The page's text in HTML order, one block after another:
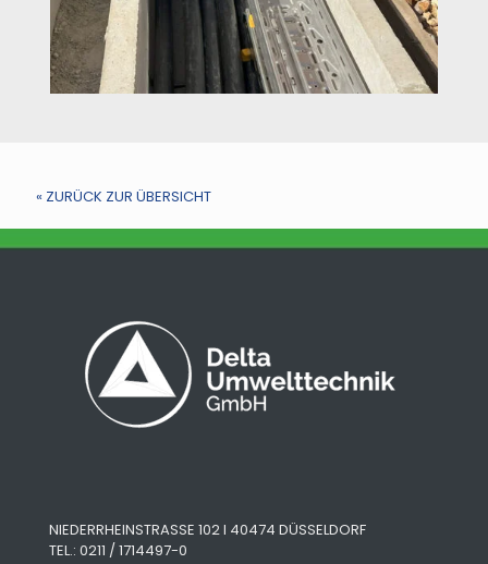
« ZURÜCK ZUR ÜBERSICHT
NIEDERRHEINSTRASSE 102 I 40474 DÜSSELDORF
TEL.: 0211 / 1714497-0